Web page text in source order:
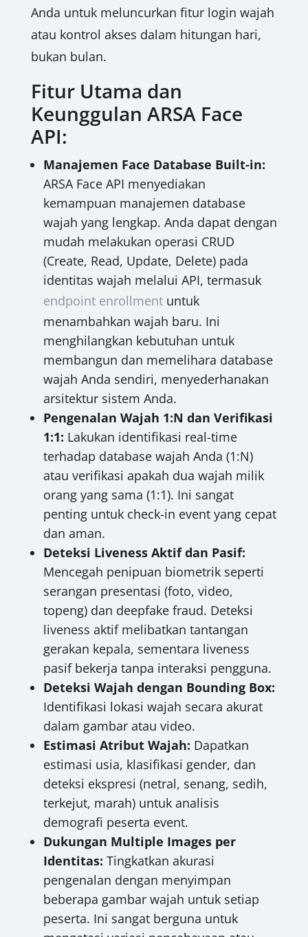
Anda untuk meluncurkan fitur login wajah
atau kontrol akses dalam hitungan hari,
bukan bulan.
Fitur Utama dan
Keunggulan ARSA Face
API:
Manajemen Face Database Built-in:
ARSA Face API menyediakan
kemampuan manajemen database
wajah yang lengkap. Anda dapat dengan
mudah melakukan operasi CRUD
(Create, Read, Update, Delete) pada
identitas wajah melalui API, termasuk
endpoint enrollmentuntuk
menambahkan wajah baru. Ini
menghilangkan kebutuhan untuk
membangun dan memelihara database
wajah Anda sendiri, menyederhanakan
arsitektur sistem Anda.
Pengenalan Wajah 1:N dan Verifikasi
1:1: Lakukan identifikasi real-time
terhadap database wajah Anda (1:N)
atau verifikasi apakah dua wajah milik
orang yang sama (1:1). Ini sangat
penting untuk check-in event yang cepat
dan aman.
Deteksi Liveness Aktif dan Pasif:
Mencegah penipuan biometrik seperti
serangan presentasi (foto, video,
topeng) dan deepfake fraud. Deteksi
liveness aktif melibatkan tantangan
gerakan kepala, sementara liveness
pasif bekerja tanpa interaksi pengguna.
Deteksi Wajah dengan Bounding Box:
Identifikasi lokasi wajah secara akurat
dalam gambar atau video.
Estimasi Atribut Wajah: Dapatkan
estimasi usia, klasifikasi gender, dan
deteksi ekspresi (netral, senang, sedih,
terkejut, marah) untuk analisis
demografi peserta event.
Dukungan Multiple Images per
Identitas: Tingkatkan akurasi
pengenalan dengan menyimpan
beberapa gambar wajah untuk setiap
peserta. Ini sangat berguna untuk